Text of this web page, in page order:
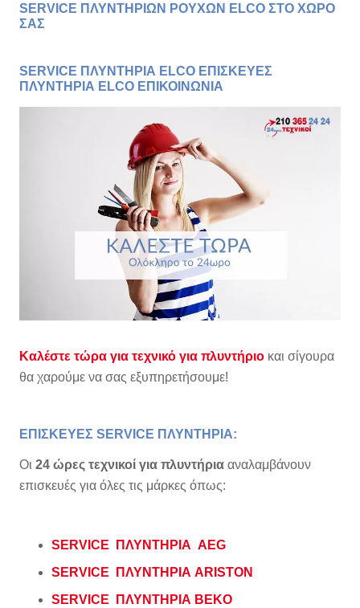
SERVICE ΠΛΥΝΤΗΡΙΩΝ ΡΟΥΧΩΝ ELCO ΣΤΟ ΧΩΡΟ
ΣΑΣ
SERVICE ΠΛΥΝΤΗΡΙΑ ELCO ΕΠΙΣΚΕΥΕΣ
ΠΛΥΝΤΗΡΙΑ ELCO ΕΠΙΚΟΙΝΩΝΙΑ
Καλέστε τώρα για τεχνικό για πλυντήριο και σίγουρα
θα χαρούμε να σας εξυπηρετήσουμε!
ΕΠΙΣΚΕΥΕΣ SERVICE ΠΛΥΝΤΗΡΙΑ:
Οι 24 ώρες τεχνικοί για πλυντήρια αναλαμβάνουν
επισκευές για όλες τις μάρκες όπως:
SERVICE ΠΛΥΝΤΗΡΙΑ AEG
SERVICE ΠΛΥΝΤΗΡΙΑ ARISTON
SERVICE ΠΛΥΝΤΗΡΙΑ BEKO